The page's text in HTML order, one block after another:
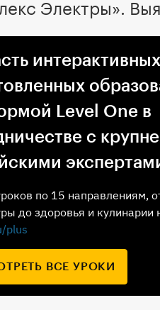
Электры».
Level One в
с
по 15 направлениям,
до здоровья и кулинарии
plus
ВСЕ УРОКИ